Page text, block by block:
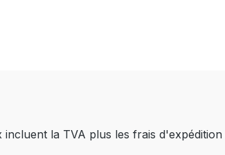
incluent la TVA plus les frais d'expédition